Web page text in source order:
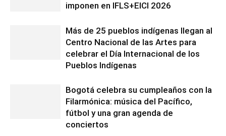
imponen en IFLS+EICI 2026
Más de 25 pueblos indígenas llegan al
Centro Nacional de las Artes para
celebrar el Día Internacional de los
Pueblos Indígenas
Bogotá celebra su cumpleaños con la
Filarmónica: música del Pacífico,
fútbol y una gran agenda de
conciertos